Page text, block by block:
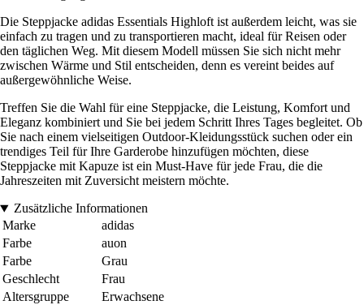
Die Steppjacke adidas Essentials Highloft ist außerdem leicht, was sie
einfach zu tragen und zu transportieren macht, ideal für Reisen oder
den täglichen Weg. Mit diesem Modell müssen Sie sich nicht mehr
zwischen Wärme und Stil entscheiden, denn es vereint beides auf
außergewöhnliche Weise.
Treffen Sie die Wahl für eine Steppjacke, die Leistung, Komfort und
Eleganz kombiniert und Sie bei jedem Schritt Ihres Tages begleitet. Ob
Sie nach einem vielseitigen Outdoor-Kleidungsstück suchen oder ein
trendiges Teil für Ihre Garderobe hinzufügen möchten, diese
Steppjacke mit Kapuze ist ein Must-Have für jede Frau, die die
Jahreszeiten mit Zuversicht meistern möchte.
Zusätzliche Informationen
Marke
adidas
Farbe
auon
Farbe
Grau
Geschlecht
Frau
Altersgruppe
Erwachsene